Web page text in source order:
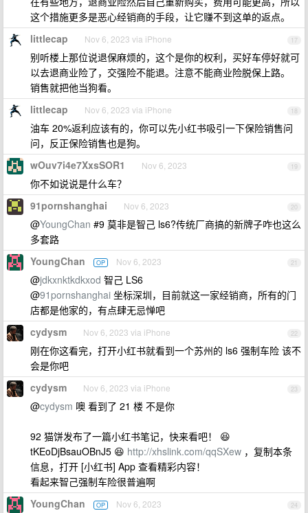
这个措施更多是恶心经销商的手段，让它赚不到这单的返点。
17
littlecap Nov 6, 2023 via iPhone
别听楼上那位说退保麻烦的，这个是你的权利，买好车停好就可
以去退商业险了，交强险不能退。注意不能商业险脱保上路。
销售就把他当狗看。
18
littlecap Nov 6, 2023 via iPhone
油车 20%返利应该有的，你可以先小红书吸引一下保险销售问
问，反正保险销售也是狗。
19
wOuv7i4e7XxsSOR1 Nov 6, 2023
你不如说说是什么车？
20
91pornshanghai Nov 6, 2023
@YoungChan #9 莫非是智己 ls6?传统厂商搞的新牌子咋也这么
多套路
21
YoungChan OP Nov 6, 2023
@jdkxnktkdkxod 智己 LS6
@91pornshanghai 坐标深圳，目前就这一家经销商，所有的门
店都是他家的，有点肆无忌惮吧
22
cydysm Nov 6, 2023 via iPhone
刚在你这看完，打开小红书就看到一个苏州的 ls6 强制车险 该不
会是你吧
23
cydysm Nov 6, 2023 via iPhone
@cydysm 噢 看到了 21 楼 不是你
92 猫饼发布了一篇小红书笔记，快来看吧！ 😆
tKEoDjBsauOBnJ5 😆 http://xhslink.com/qqSXew ，复制本条
信息，打开 [小红书] App 查看精彩内容！
看起来智己强制车险很普遍啊
24
YoungChan OP Nov 6, 2023